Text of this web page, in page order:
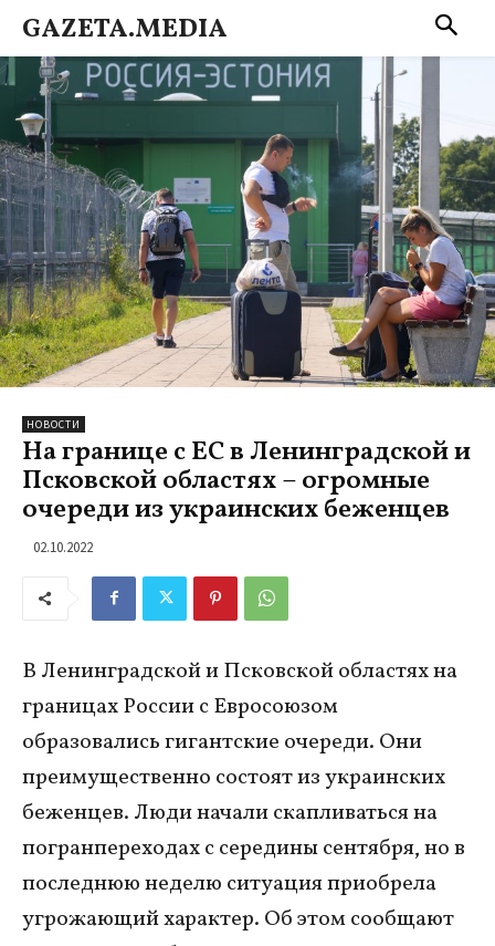
GAZETA.MEDIA
НОВОСТИ
На границе с ЕС в Ленинградской и
Псковской областях – огромные
очереди из украинских беженцев
02.10.2022
В Ленинградской и Псковской областях на
границах России с Евросоюзом
образовались гигантские очереди. Они
преимущественно состоят из украинских
беженцев. Люди начали скапливаться на
погранпереходах с середины сентября, но в
последнюю неделю ситуация приобрела
угрожающий характер. Об этом сообщают